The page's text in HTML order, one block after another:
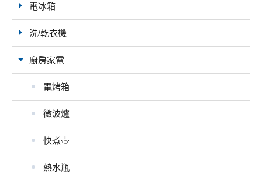
電冰箱
洗/乾衣機
廚房家電
電烤箱
微波爐
快煮壺
熱水瓶